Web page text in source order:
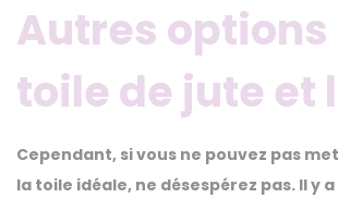
Autres options
toile de jute et
Cependant, si vous ne pouvez pas
la toile idéale, ne désespérez pas. Il y